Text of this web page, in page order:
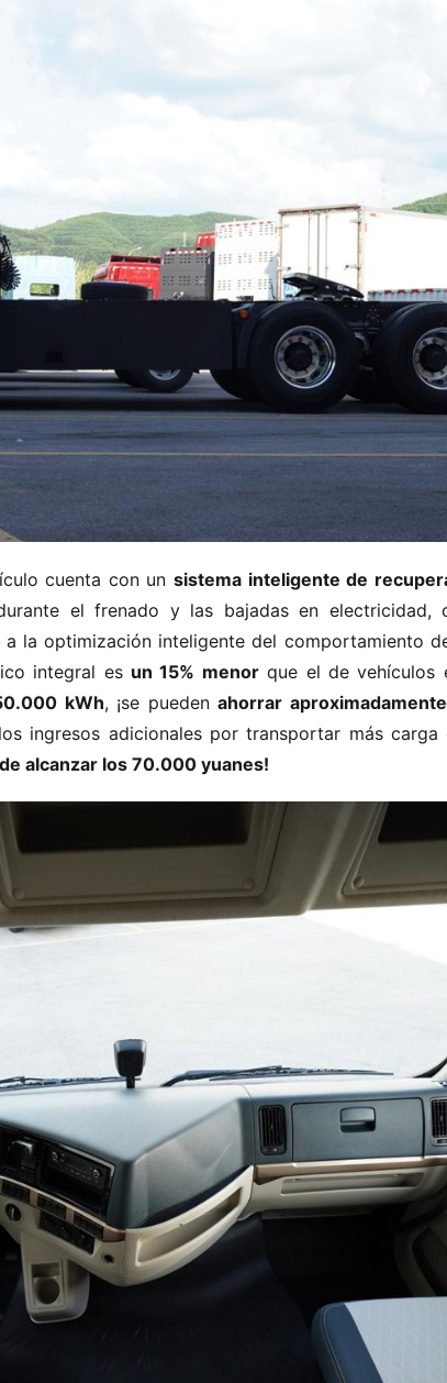
cuenta con un ​sistema inteligente de
el frenado y las bajadas en electricidad,
a la optimización inteligente del comportamiento
integral es
​un 15% menor​ que el de vehículos
kWh​​, ¡se pueden ​​ahorrar
ingresos adicionales por transportar más
alcanzar los 70.000 yuanes!​